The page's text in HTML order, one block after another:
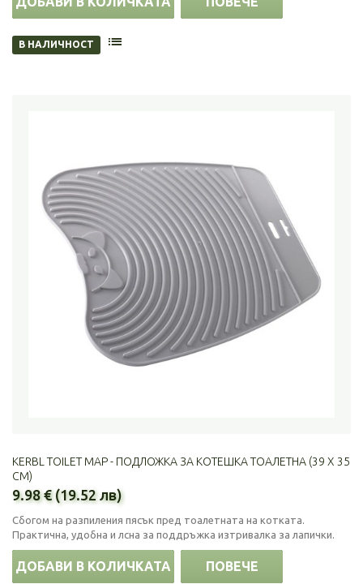
В НАЛИЧНОСТ
KERBL TOILET MAP - ПОДЛОЖКА ЗА КОТЕШКА ТОАЛЕТНА (39 Х 35
СМ)
9.98 € (19.52 лв)
Сбогом на разпиления пясък пред тоалетната на котката.
Практична, удобна и лсна за поддръжка изтривалка за лапички.
ДОБАВИ В КОЛИЧКАТА ПОВЕЧЕ